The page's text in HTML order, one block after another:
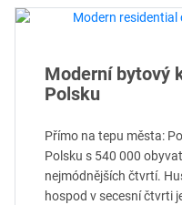
Moderní bytový
Polsku
Přímo na tepu města:
Polsku s 540 000
nejmódnějších čtvrtí.
hospod v secesní čtvrti